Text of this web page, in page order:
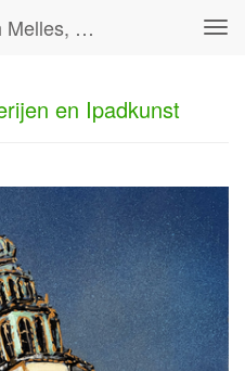
Liesbeth Melles - Liesbeth Melles, Schilderijen En Ipadkunst
en Ipadkunst